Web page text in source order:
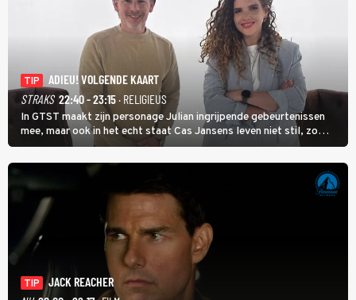
TIP
ADIEU! VOLGENDE KAART
STRAKS 22:40 - 23:15· RELIGIEUS
In GTST maakt zijn personage Julian ingrijpende gebeurtenissen
mee, maar ook in het echt staat Cas Jansens leven niet stil, zo
vertelt hij in Adieu! Volgende Kaart.
TIP
JACK REACHER